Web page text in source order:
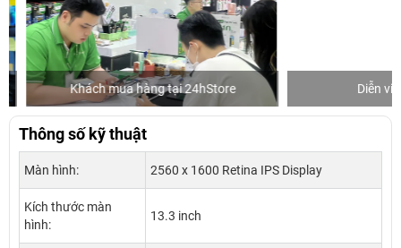
Khách mua hàng tại 24hStore Diễn viên
Thông số kỹ thuật
Màn hình: 2560 x 1600 Retina IPS Display
Kích thước màn
hình:
13.3 inch